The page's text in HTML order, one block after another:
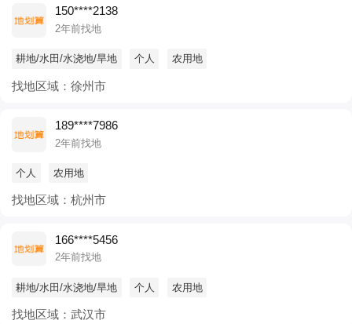
150****2138
2年前找地
耕地/水田/水浇地/旱地 个人 农用地
找地区域：徐州市
189****7986
2年前找地
个人 农用地
找地区域：杭州市
166****5456
2年前找地
耕地/水田/水浇地/旱地 个人 农用地
找地区域：武汉市